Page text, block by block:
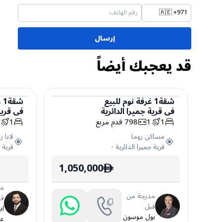
🇦🇪+971
إرسال
قد يعجبك أيضاً
شقة
شقة1غرفة نومللبيع
فيقرية جميرا الدائرية
1
1
798قدم مربع
مساكن روما
قرية جميرا الدائرية -
ê
1,050,000
مدرجة من
قبل
بول موسون
شقة
شقة1
في
1